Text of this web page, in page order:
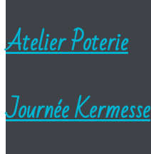
Atelier Poterie
Journée Kermesse